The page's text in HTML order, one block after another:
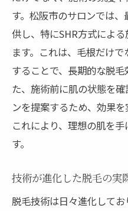
す。松阪市のサロンでは
供し、特にSHR方式によ
ます。これは、毛根だけ
することで、長期的な脱
た、施術前に肌の状態を
ンを提案するため、効果を
これにより、理想の肌を
す。
技術が進化した脱毛の実
脱毛技術は日々進化して